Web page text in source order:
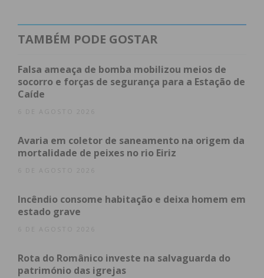
Eu li e concordo com os
termos e
condições
TAMBÉM PODE GOSTAR
Falsa ameaça de bomba mobilizou meios de
socorro e forças de segurança para a Estação de
Caíde
6 DE AGOSTO 2026
Avaria em coletor de saneamento na origem da
mortalidade de peixes no rio Eiriz
6 DE AGOSTO 2026
Incêndio consome habitação e deixa homem em
estado grave
6 DE AGOSTO 2026
Rota do Românico investe na salvaguarda do
património das igrejas